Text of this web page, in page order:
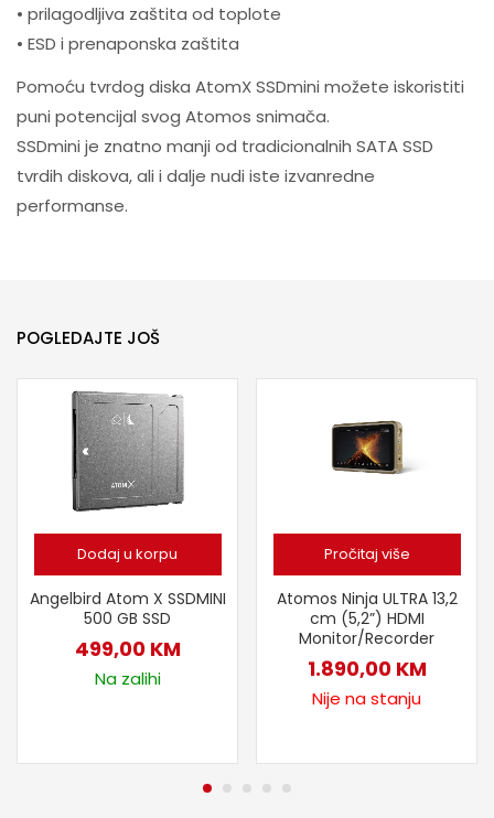
• prilagodljiva zaštita od toplote
• ESD i prenaponska zaštita
Pomoću tvrdog diska AtomX SSDmini možete iskoristiti
puni potencijal svog Atomos snimača.
SSDmini je znatno manji od tradicionalnih SATA SSD
tvrdih diskova, ali i dalje nudi iste izvanredne
performanse.
POGLEDAJTE JOŠ
Dodaj u korpu
Angelbird Atom X SSDMINI
500 GB SSD
499,00 KM
Na zalihi
Pročitaj više
Atomos Ninja ULTRA 13,2
cm (5,2”) HDMI
Monitor/Recorder
1.890,00 KM
Nije na stanju